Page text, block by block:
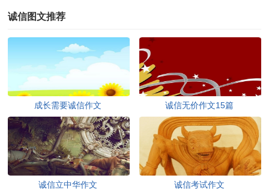
诚信图文推荐
成长需要诚信作文 诚信无价作文15篇
诚信立中华作文 诚信考试作文